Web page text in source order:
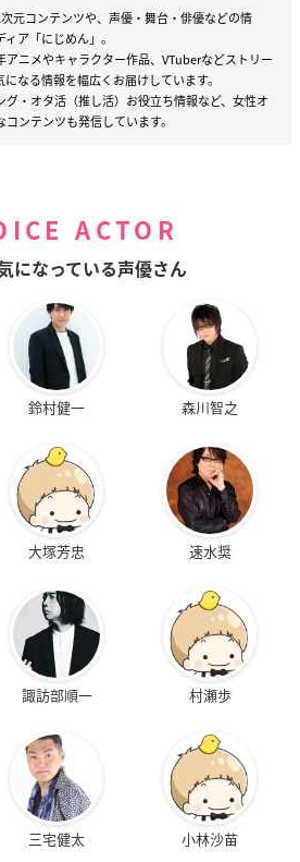
元コンテンツや、声優・舞台・俳優などの情
ア「にじめん」。
ニメやキャラクター作品、VTuberなどストリー
なる情報を幅広くお届けしています。
・オタ活（推し活）お役立ち情報など、女性オ
ンテンツも発信しています。
ACTOR
になっている声優さん
鈴村健一 森川智之
大塚芳忠 速水奨
諏訪部順一 村瀬歩
三宅健太 小林沙苗